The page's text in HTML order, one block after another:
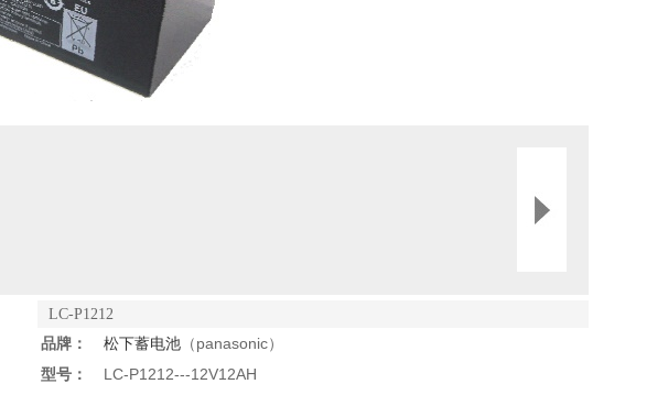
LC-P1212
品牌： 松下蓄电池 （panasonic）
型号：
LC-P1212---12V12AH